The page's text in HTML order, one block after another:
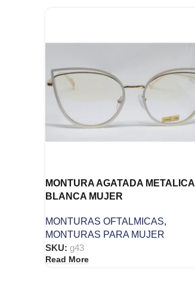
MONTURA AGATADA METALICA
BLANCA MUJER
MONTURAS OFTALMICAS,
MONTURAS PARA MUJER
SKU: g43
Read More